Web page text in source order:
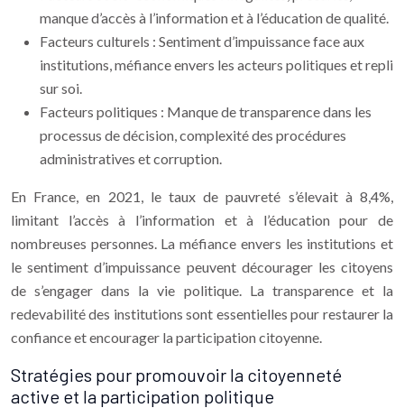
manque d’accès à l’information et à l’éducation de qualité.
Facteurs culturels : Sentiment d’impuissance face aux
institutions, méfiance envers les acteurs politiques et repli
sur soi.
Facteurs politiques : Manque de transparence dans les
processus de décision, complexité des procédures
administratives et corruption.
En France, en 2021, le taux de pauvreté s’élevait à 8,4%,
limitant l’accès à l’information et à l’éducation pour de
nombreuses personnes. La méfiance envers les institutions et
le sentiment d’impuissance peuvent décourager les citoyens
de s’engager dans la vie politique. La transparence et la
redevabilité des institutions sont essentielles pour restaurer la
confiance et encourager la participation citoyenne.
Stratégies pour promouvoir la citoyenneté
active et la participation politique